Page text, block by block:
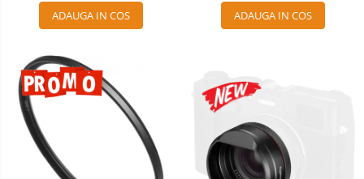
ADAUGA IN COS ADAUGA IN COS